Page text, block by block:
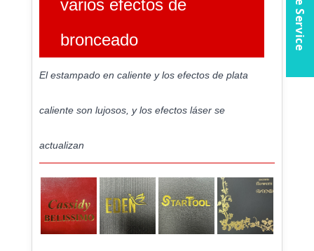
varios efectos de
bronceado
El estampado en caliente y los efectos de plata
caliente son lujosos, y los efectos láser se
actualizan